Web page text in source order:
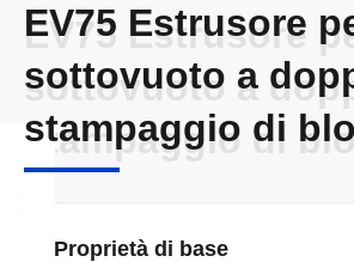
EV75 Estrusore
sottovuoto a
stampaggio di
EV75 Estrusore
sottovuoto a
stampaggio di
Proprietà di base